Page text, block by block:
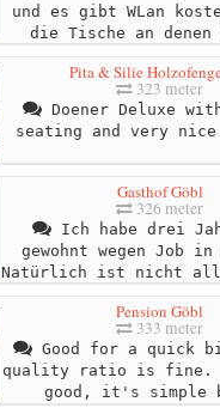
und es gibt WLan
die Tische an denen
Pita & Silie
323 meter
Doener Deluxe
seating and very
Gasthof Göbl
326 meter
Ich habe drei
gewohnt wegen Job in
Natürlich ist nicht
Pension Göbl
333 meter
Good for a quick
quality ratio is fine.
good, it's simple